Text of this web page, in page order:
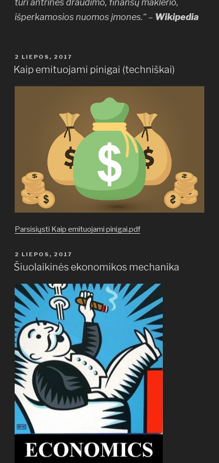
turi antrines draudimo, finansų maklerio,
išperkamosios nuomos įmones.“ – Wikipedia
PASKELBTA
2 LIEPOS, 2017
Kaip emituojami pinigai (techniškai)
Parsisiųsti Kaip emituojami pinigai.pdf
PASKELBTA
2 LIEPOS, 2017
Šiuolaikinės ekonomikos mechanika